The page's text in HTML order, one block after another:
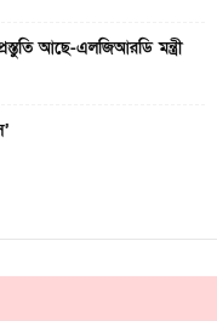
আছে-এলজিআরডি মন্ত্রী